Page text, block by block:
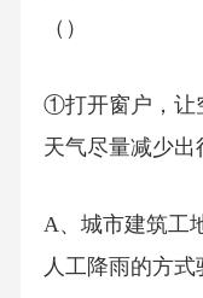
（）
①打开窗户，让
天气尽量减少出
A、城市建筑工
人工降雨的方式